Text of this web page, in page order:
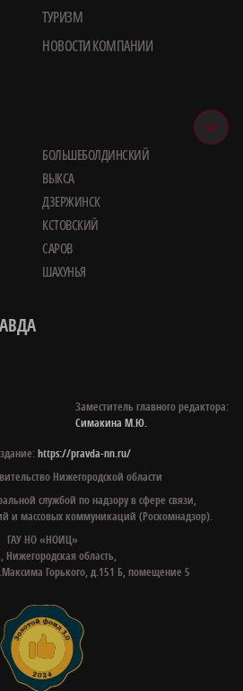
ТУРИЗМ
НОВОСТИ КОМПАНИИ
БОЛЬШЕБОЛДИНСКИЙ
ВЫКСА
ДЗЕРЖИНСК
КСТОВСКИЙ
САРОВ
ШАХУНЬЯ
Заместитель главного редактора:
Симакина М.Ю.
https://pravda-nn.ru/
Нижегородской области
службой по надзору в сфере связи,
и массовых коммуникаций (Роскомнадзор).
ГАУ НО «НОИЦ»
Нижегородская область,
Горького, д.151 Б, помещение 5